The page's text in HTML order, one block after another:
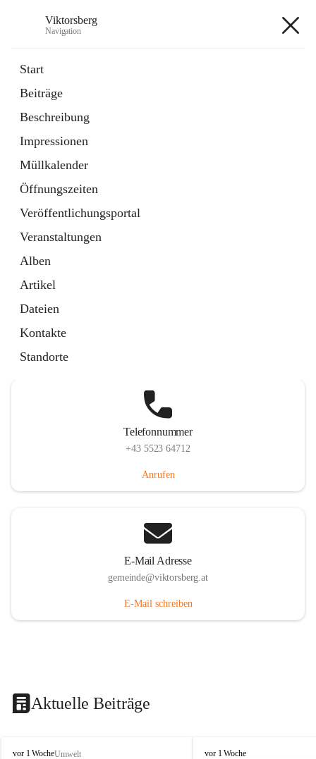
Viktorsberg
Navigation
Start
Beiträge
Beschreibung
Impressionen
Müllkalender
Öffnungszeiten
Veröffentlichungsportal
Veranstaltungen
Alben
Artikel
Dateien
Kontakte
Standorte
1 Schnellzugriff
Bürgerservice
10 Schnellzugriffe
Telefonnummer
+43 5523 64712
Anrufen
E-Mail Adresse
gemeinde@viktorsberg.at
E-Mail schreiben
Aktuelle Beiträge
V
vor 1 WocheUmwelt
V
vor 1 Woche